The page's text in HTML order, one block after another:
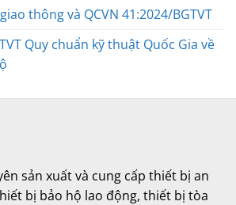
thông và QCVN 41:2024/BGTVT
Quy chuẩn kỹ thuật Quốc Gia về
sản xuất và cung cấp thiết bị an
bị bảo hộ lao động, thiết bị tòa